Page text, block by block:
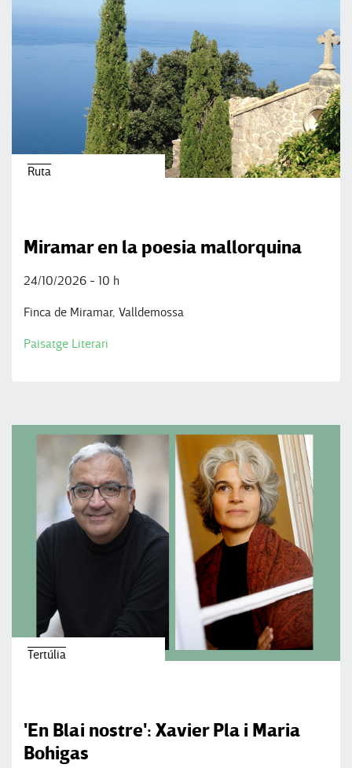
Ruta
Miramar en la poesia mallorquina
24/10/2026 - 10 h
Finca de Miramar, Valldemossa
Paisatge Literari
Tertúlia
'En Blai nostre': Xavier Pla i Maria
Bohigas